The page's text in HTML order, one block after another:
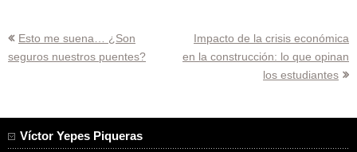
Navegación
de
Esto me suena… ¿Son
seguros nuestros puentes?
Impacto de la crisis económica
en la construcción: lo que opinan
los estudiantes
Víctor Yepes Piqueras